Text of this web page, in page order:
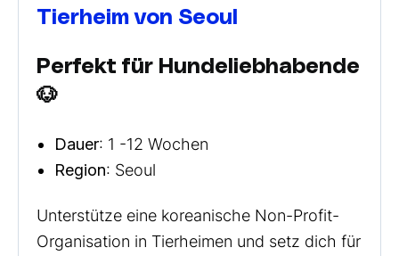
Tierheim von Seoul
Perfekt für Hundeliebhabende
🐶
Dauer: 1 -12 Wochen
Region: Seoul
Unterstütze eine koreanische Non-Profit-
Organisation in Tierheimen und setz dich für